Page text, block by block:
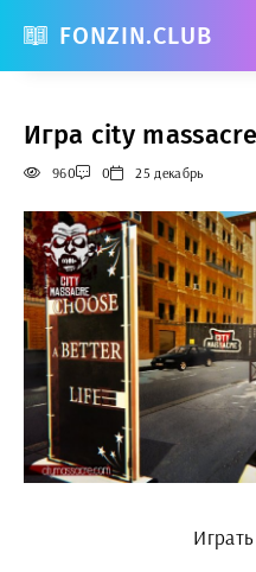
FONZIN.CLUB
Игра city
960 0 25 декабрь